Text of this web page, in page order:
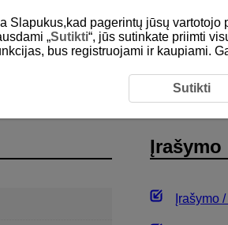
Įrašymo metodo, kortelės / aplanko
Įrašymo
Slapukus,kad pagerintų jūsų
„Sutikti“, jūs sutinkate priimti
bus registruojami ir kaupiami.
Sutikti